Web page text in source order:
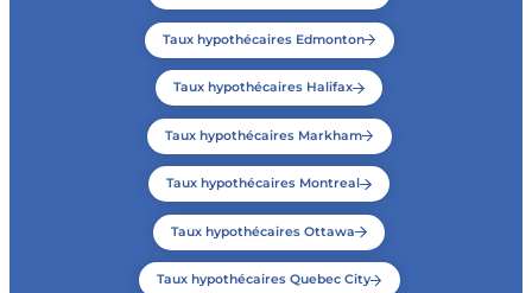
Taux hypothécaires Edmonton
Taux hypothécaires Halifax
Taux hypothécaires Markham
Taux hypothécaires Montreal
Taux hypothécaires Ottawa
Taux hypothécaires Quebec City